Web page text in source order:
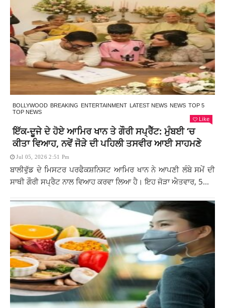
BOLLYWOOD BREAKING ENTERTAINMENT LATEST NEWS NEWS TOP 5
TOP NEWS
Like
ਇੱਕ-ਦੂਜੇ ਦੇ ਹੋਏ ਆਮਿਰ ਖਾਨ ਤੇ ਗੌਰੀ ਸਪ੍ਰੈੱਟ: ਮੁੰਬਈ ‘ਚ
ਕੀਤਾ ਵਿਆਹ, ਨਵੇਂ ਜੋੜੇ ਦੀ ਪਹਿਲੀ ਤਸਵੀਰ ਆਈ ਸਾਹਮਣੇ
Jul 05, 2026 2:51 Pm
ਬਾਲੀਵੁੱਡ ਦੇ ਮਿਸਟਰ ਪਰਫੈਕਸ਼ਨਿਸਟ ਆਮਿਰ ਖਾਨ ਨੇ ਆਪਣੀ ਲੰਬੇ ਸਮੇਂ ਦੀ
ਸਾਥੀ ਗੌਰੀ ਸਪ੍ਰੈਟ ਨਾਲ ਵਿਆਹ ਕਰਵਾ ਲਿਆ ਹੈ। ਇਹ ਜੋੜਾ ਐਤਵਾਰ, 5...